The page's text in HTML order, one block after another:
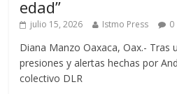
edad”
julio 15, 2026 Istmo Press 0
Diana Manzo Oaxaca, Oax.- Tras
presiones y alertas hechas por
colectivo DLR